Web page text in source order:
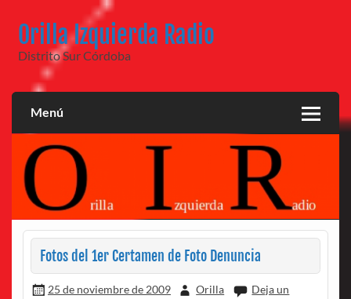
contenido
Orilla Izquierda Radio
Distrito Sur Córdoba
Menú
Fotos del 1er Certamen de Foto Denuncia
25 de noviembre de 2009 Orilla
Deja un